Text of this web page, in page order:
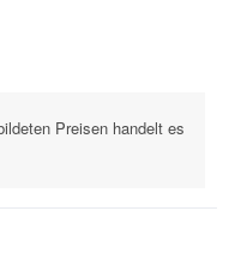
Preisen handelt es